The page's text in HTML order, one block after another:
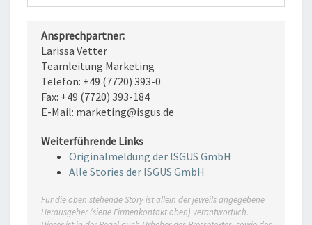
Ansprechpartner:
Larissa Vetter
Teamleitung Marketing
Telefon: +49 (7720) 393-0
Fax: +49 (7720) 393-184
E-Mail: marketing@isgus.de
Weiterführende Links
Originalmeldung der ISGUS GmbH
Alle Stories der ISGUS GmbH
Für die oben stehende Story ist allein der jeweils angegebene
Herausgeber (siehe Firmenkontakt oben) verantwortlich.